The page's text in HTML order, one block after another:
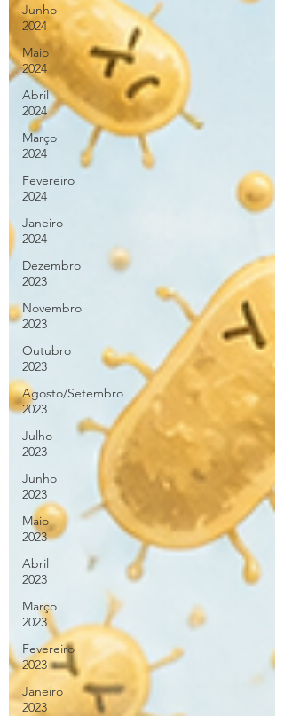
Junho
2024
Maio
2024
Abril
2024
Março
2024
Fevereiro
2024
Janeiro
2024
Dezembro
2023
Novembro
2023
Outubro
2023
Agosto/Setembro
2023
Julho
2023
Junho
2023
Maio
2023
Abril
2023
Março
2023
Fevereiro
2023
Janeiro
2023